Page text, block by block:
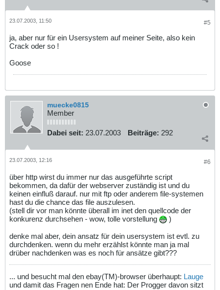
#5
23.07.2003, 11:50
ja, aber nur für ein Usersystem auf meiner Seite, also kein
Crack oder so !
Goose
muecke0815
Member
Dabei seit: 23.07.2003 Beiträge: 292
#6
23.07.2003, 12:16
über http wirst du immer nur das ausgeführte script
bekommen, da dafür der webserver zuständig ist und du
keinen einfluß darauf. nur mit ftp oder anderem file-systemen
hast du die chance das file auszulesen.
(stell dir vor man könnte überall im inet den quellcode der
konkurenz durchsehen - wow, tolle vorstellung
)
denke mal aber, dein ansatz für dein usersystem ist evtl. zu
durchdenken. wenn du mehr erzählst könnte man ja mal
drüber nachdenken was es noch für ansätze gibt???
... und besucht mal den ebay(TM)-browser überhaupt: Lauge
und damit das Fragen nen Ende hat: Der Progger davon sitzt